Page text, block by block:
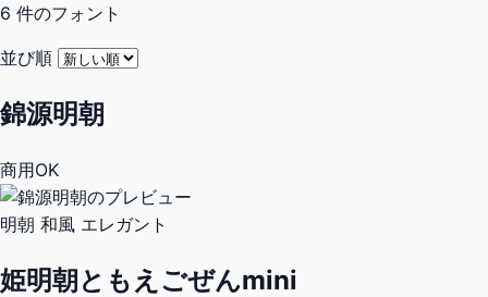
6 件のフォント
並び順
錦源明朝
商用OK
明朝 和風 エレガント
姫明朝ともえごぜんmini